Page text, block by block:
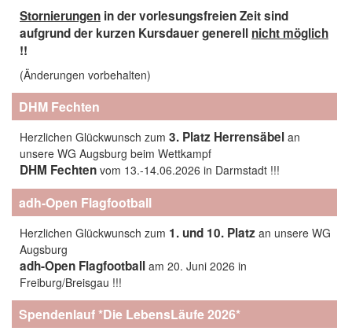
Stornierungen in der vorlesungsfreien Zeit sind
aufgrund der kurzen Kursdauer generell nicht möglich
!!
(Änderungen vorbehalten)
DHM Fechten
Herzlichen Glückwunsch zum 3. Platz Herrensäbel an
unsere WG Augsburg beim Wettkampf
DHM Fechten vom 13.-14.06.2026 in Darmstadt !!!
adh-Open Flagfootball
Herzlichen Glückwunsch zum 1. und 10. Platz an unsere WG
Augsburg
adh-Open Flagfootball am 20. Juni 2026 in
Freiburg/Breisgau !!!
Spendenlauf *Die LebensLäufe 2026*